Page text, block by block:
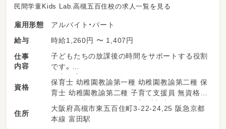
民間学童Kids Lab.高槻五百住校の求人一覧を見る
雇用形態
アルバイト・パート
給与
時給1,260円 〜 1,407円
仕事
内容
子どもたちの放課後の時間をサポートする役割
です。
学童保育において、遊びや学習支援を行い、子ど
もたちにとって安全で楽しい環境作りを担いま
す。
様々な活動を通して子どもたちが楽しく興味・
関心を広げられるように優しく支援していきま
資格
保育士 幼稚園教諭第一種 幼稚園教諭第二種 保
育士 幼稚園教諭第二種 子育て支援員 無資格
放課後児童支援員・指導員（学童） 高等学校教諭
普通免許 中学校教諭普通免許 小学校教諭普通
免許 社会福祉士
住所
大阪府高槻市東五百住町3-22-24,25 阪急京都
本線 富田駅